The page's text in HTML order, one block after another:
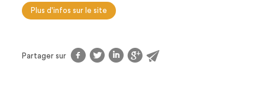
Plus d'infos sur le site
Partager sur ftlg@